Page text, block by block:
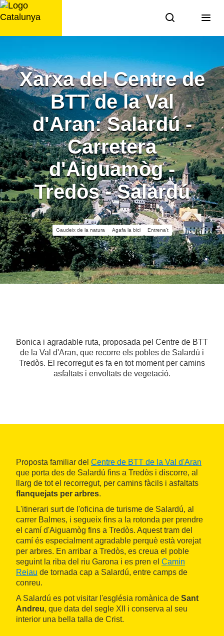
Saltar
al
Xarxa del Centre de
BTT de la Val
d'Aran: Salardú -
Carretera
d'Aiguamòg -
Tredòs - Salardú
Gaudeix de la natura Agafa la bici Entrena't
Bonica i agradable ruta, proposada pel Centre de BTT
de la Val d'Aran, que recorre els pobles de Salardú i
Tredòs. El recorregut es fa en tot moment per camins
asfaltats i envoltats de vegetació.
Proposta familiar del Centre de BTT de la Val d'Aran
que porta des de Salardú fins a Tredòs i discorre, al
llarg de tot el recorregut, per camins fàcils i asfaltats
flanquejats per arbres.
L'itinerari surt de l'oficina de turisme de Salardú, al
carrer Balmes, i segueix fins a la rotonda per prendre
el camí d'Aiguamòg fins a Tredòs. Aquest tram del
camí és especialment agradable perquè està vorejat
per arbres. En arribar a Tredòs, es creua el poble
seguint la riba del riu Garona i es pren el Camin
Reiau de tornada cap a Salardú, entre camps de
conreu.
A Salardú es pot visitar l'església romànica de Sant
Andreu, que data del segle XII i conserva al seu
interior una bella talla de Crist.